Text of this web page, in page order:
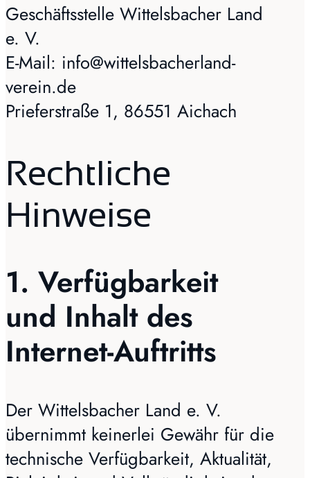
Geschäftsstelle Wittelsbacher Land
e. V.
E-Mail: info@wittelsbacherland-
verein.de
Prieferstraße 1, 86551 Aichach
Rechtliche
Hinweise
1. Verfügbarkeit
und Inhalt des
Internet-Auftritts
Der Wittelsbacher Land e. V.
übernimmt keinerlei Gewähr für die
technische Verfügbarkeit, Aktualität,